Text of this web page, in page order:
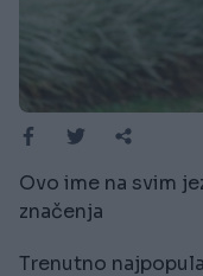
Ovo ime na svim
značenja
Trenutno